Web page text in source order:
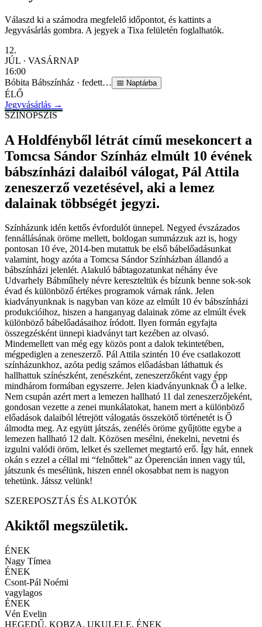
Válaszd ki a számodra megfelelő időpontot, és kattints a
Jegyvásárlás gombra. A jegyek a Tixa felületén foglalhatók.
12.
JÚL · VASÁRNAP
16:00
Bóbita Bábszínház · fedett… 📅 Naptárba
ÉLŐ
Jegyvásárlás →
SZINOPSZIS
A Holdfényből létrát című mesekoncert a
Tomcsa Sándor Színház elmúlt 10 évének
bábszínházi dalaiból válogat, Pál Attila
zeneszerző vezetésével, aki a lemez
dalainak többségét jegyzi.
Színházunk idén kettős évfordulót ünnepel. Negyed évszázados
fennállásának öröme mellett, boldogan summázzuk azt is, hogy
pontosan 10 éve, 2014-ben mutattuk be első bábelőadásunkat
valamint, hogy azóta a Tomcsa Sándor Színházban állandó a
bábszínházi jelenlét. Alakuló bábtagozatunkat néhány éve
Udvarhely Bábműhely névre kereszteltük és bízunk benne sok-sok
évad és különböző értékes programok várnak ránk. Jelen
kiadványunknak is nagyban van köze az elmúlt 10 év bábszínházi
produkcióihoz, hiszen a hanganyag dalainak zöme az elmúlt évek
különböző bábelőadásaihoz íródott. Ilyen formán egyfajta
összegzésként ünnepi kiadványt tart kezében az olvasó.
Mindemellett van még egy közös pont a dalok tekintetében,
mégpediglen a zeneszerző. Pál Attila szintén 10 éve csatlakozott
színházunkhoz, azóta pedig számos előadásban láthattuk és
hallhattuk színészként, zenészként, zeneszerzőként vagy épp
mindhárom formában egyszerre. Jelen kiadványunknak Ő a lelke.
Nem csupán azért mert a lemezen hallható 11 dal zeneszerzőjeként,
gondosan vezette a zenei munkálatokat, hanem mert a különböző
előadások dalaiból létrejött válogatás összekötő történetét is Ő
álmodta meg. Az együtt játszás, zenélés öröme gyűjtötte egybe a
lemezen hallható 12 dalt. Közösen mesélni, énekelni, nevetni és
izgulni valódi öröm, lelket és szellemet megtartó erő. Így hát, ennek
okán s ezzel a céllal mi “felnőttek” az Óperencián innen vagy túl,
játszunk és mesélünk, hiszen ennél okosabbat nem is nagyon
tehetünk. Játssz velünk!
SZEREPOSZTÁS ÉS ALKOTÓK
Akiktől megszületik.
ÉNEK
Nagy Tímea
ÉNEK
Csont-Pál Noémi
vagylagos
ÉNEK
Vén Evelin
HEGEDŰ, KOBZA, UKULELE, ÉNEK